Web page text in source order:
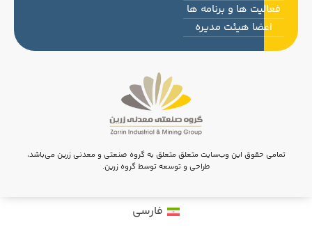
فعالیت ها و برنامه ها
اعضا هیئت مدیره
تمامی حقوق این وب‌سایت متعلق متعلق به گروه صنعتی و معدنی زرین می‌باشد،
طراحی و توسعه توسط گروه زرین.
فارسی